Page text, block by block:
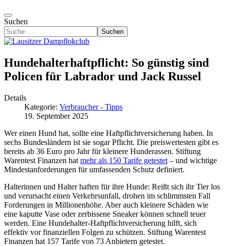
Suchen
Suchen
Hundehalterhaftpflicht: So günstig sind
Policen für Labrador und Jack Russel
Details
Kategorie: Verbraucher - Tipps
19. September 2025
Wer einen Hund hat, sollte eine Haftpflichtversicherung haben. In
sechs Bundesländern ist sie sogar Pflicht. Die preiswertesten gibt es
bereits ab 36 Euro pro Jahr für kleinere Hunderassen. Stiftung
Warentest Finanzen hat mehr als 150 Tarife getestet – und wichtige
Mindestanforderungen für umfassenden Schutz definiert.
Halterinnen und Halter haften für ihre Hunde: Reißt sich ihr Tier los
und verursacht einen Verkehrsunfall, drohen im schlimmsten Fall
Forderungen in Millionenhöhe. Aber auch kleinere Schäden wie
eine kaputte Vase oder zerbissene Sneaker können schnell teuer
werden. Eine Hundehalter-Haftpflichtversicherung hilft, sich
effektiv vor finanziellen Folgen zu schützen. Stiftung Warentest
Finanzen hat 157 Tarife von 73 Anbietern getestet.